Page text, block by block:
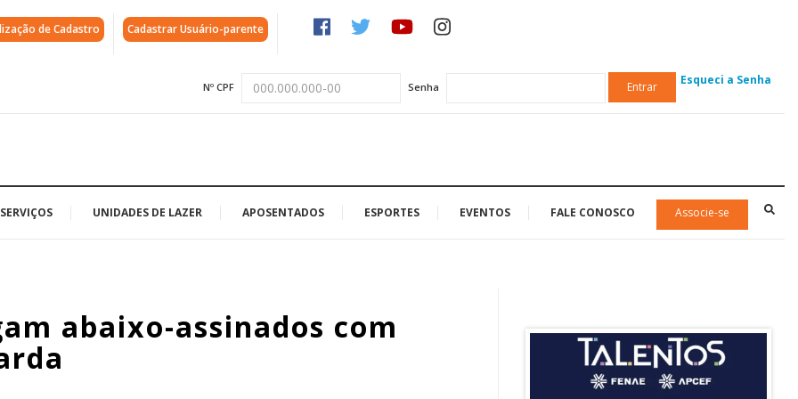
de Cadastro Cadastrar Usuário-parente
Nº CPF Senha Entrar Esqueci a Senha
SERVIÇOS UNIDADES DE LAZER APOSENTADOS ESPORTES EVENTOS FALE CONOSCO Associe-se
abaixo-assinados com